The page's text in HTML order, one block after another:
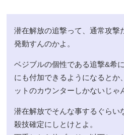
潜在解放の追撃って、通常攻撃
発動すんのかよ。
ベジブルの個性である追撃&希
にも付加できるようになるとか
ットのカウンターしかないじゃ
潜在解放でそんな事するぐらい
殺技確定にしとけとよ。